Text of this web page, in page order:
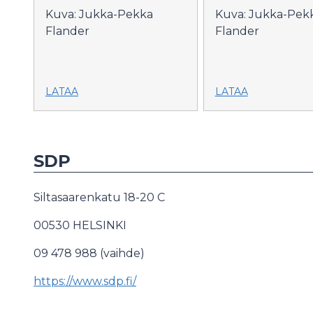
Kuva: Jukka-Pekka
Flander
LATAA
Kuva: Jukka-
Flander
LATAA
SDP
Siltasaarenkatu 18-20 C
00530 HELSINKI
09 478 988 (vaihde)
https://www.sdp.fi/